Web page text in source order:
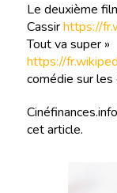
Le deuxième
Cassirhttps://
Tout va super »
https://
comédie sur les
cet article.